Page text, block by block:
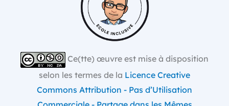
Ce(tte) œuvre est mise à disposition
selon les termes de la Licence Creative
Commons Attribution - Pas d’Utilisation